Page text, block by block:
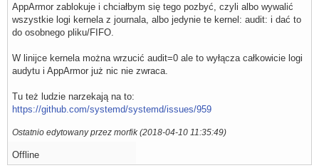
AppArmor zablokuje i chciałbym się tego pozbyć, czyli albo wywalić
wszystkie logi kernela z journala, albo jedynie te kernel: audit: i dać to
do osobnego pliku/FIFO.
W linijce kernela można wrzucić audit=0 ale to wyłącza całkowicie logi
audytu i AppArmor już nic nie zwraca.
Tu też ludzie narzekają na to:
https://github.com/systemd/systemd/issues/959
Ostatnio edytowany przez morfik (2018-04-10 11:35:49)
Offline